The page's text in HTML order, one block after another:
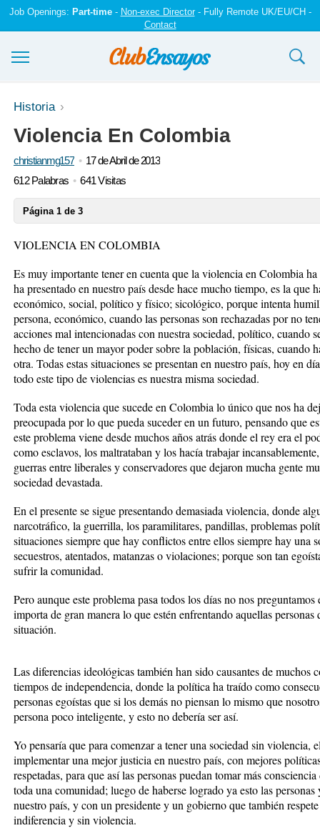
Job Openings: Part-time- Non-exec Director- Fully Remote UK/EU/CH -
Contact
Ensayos y trabajos
Registrarse
Iniciar sesión
Historia
Violencia En Colombia
christianmg157
17 de Abril de 2013
612 Palabras
641 Visitas
Página 1 de 3
VIOLENCIA EN COLOMBIA
Es muy importante tener en cuenta que la violencia en Colombia
ha presentado en nuestro país desde hace mucho tiempo, es la que
económico, social, político y físico; sicológico, porque intenta
persona, económico, cuando las personas son rechazadas por no
acciones mal intencionadas con nuestra sociedad, político, cuando
hecho de tener un mayor poder sobre la población, físicas, cuando
otra. Todas estas situaciones se presentan en nuestro país, hoy en
todo este tipo de violencias es nuestra misma sociedad.
Toda esta violencia que sucede en Colombia lo único que nos ha
preocupada por lo que pueda suceder en un futuro, pensando que
este problema viene desde muchos años atrás donde el rey era el
como esclavos, los maltrataban y los hacía trabajar
guerras entre liberales y conservadores que dejaron mucha gente
sociedad devastada.
En el presente se sigue presentando demasiada violencia, donde
narcotráfico, la guerrilla, los paramilitares, pandillas, problemas
situaciones siempre que hay conflictos entre ellos siempre hay una
secuestros, atentados, matanzas o violaciones; porque son tan
sufrir la comunidad.
Pero aunque este problema pasa todos los días no nos
importa de gran manera lo que estén enfrentando aquellas personas
situación.
Las diferencias ideológicas también han sido causantes de muchos
tiempos de independencia, donde la política ha traído como
personas egoístas que si los demás no piensan lo mismo que
persona poco inteligente, y esto no debería ser así.
Yo pensaría que para comenzar a tener una sociedad sin violencia,
implementar una mejor justicia en nuestro país, con mejores
respetadas, para que así las personas puedan tomar más
toda una comunidad; luego de haberse logrado ya esto las
nuestro país, y con un presidente y un gobierno que también
indiferencia y sin violencia.